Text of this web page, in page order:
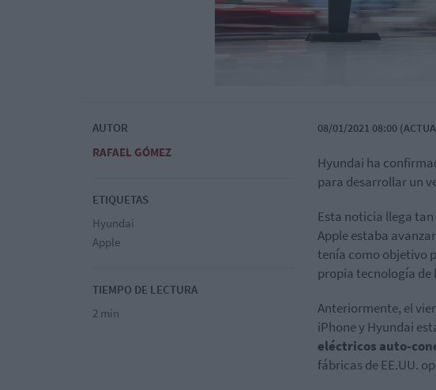
AUTOR
RAFAEL GÓMEZ
ETIQUETAS
Hyundai
Apple
TIEMPO DE LECTURA
2 min
08/01/2021 08:00
Hyundai ha
para desarrollar un
Esta noticia llega
Apple estaba
tenía como objetivo
propia tecnología de
Anteriormente, el
iPhone y Hyundai
eléctricos auto-
fábricas de EE.UU.